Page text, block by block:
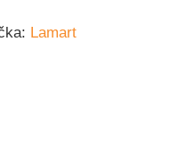
Lamart